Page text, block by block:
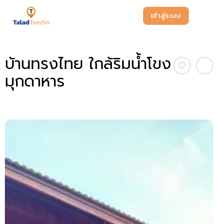
เข้าสู่ระบบ
บ้านทรงไทย ใกล้ริมน้ำโขง
มุกดาหาร
♡